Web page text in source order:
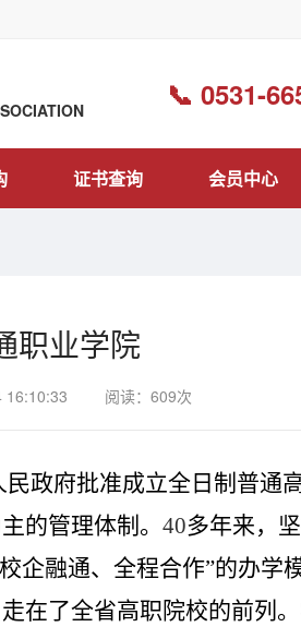
📞 0531-
证书查询 会员中心
职业学院
16:10:33 阅读：609次
民政府批准成立全日制普通
的管理体制。 40多年来，
企融通、全程合作”的办学
在了全省高职院校的前列